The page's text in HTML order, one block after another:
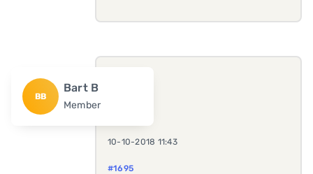
BB
Bart B
Member
10-10-2018 11:43
#1695